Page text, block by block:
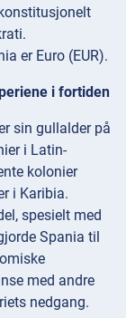
er Euro (EUR).
i fortiden
sin gullalder på
i Latin-
kolonier
i Karibia.
spesielt med
Spania til
med andre
nedgang.